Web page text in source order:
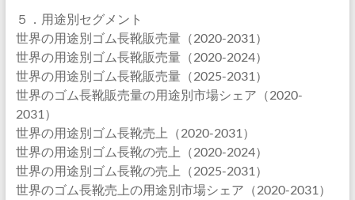
５．用途別セグメント
世界の用途別ゴム長靴販売量（2020-2031）
世界の用途別ゴム長靴販売量（2020-2024）
世界の用途別ゴム長靴販売量（2025-2031）
世界のゴム長靴販売量の用途別市場シェア（2020-
2031）
世界の用途別ゴム長靴売上（2020-2031）
世界の用途別ゴム長靴の売上（2020-2024）
世界の用途別ゴム長靴の売上（2025-2031）
世界のゴム長靴売上の用途別市場シェア（2020-2031）